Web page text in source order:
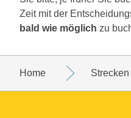
Zeit mit der
bald wie möglich zu
Home Strecken